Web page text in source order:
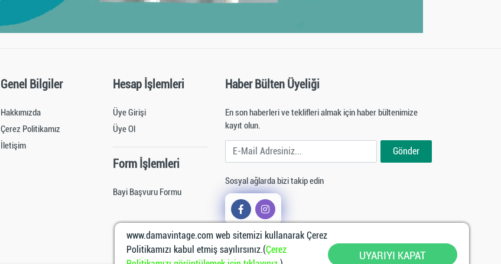
Genel Bilgiler
Hakkımızda
Çerez Politikamız
İletişim
Hesap İşlemleri
Üye Girişi
Üye Ol
Form İşlemleri
Bayi Başvuru Formu
Haber Bülten Üyeliği
En son haberleri ve teklifleri almak için haber bültenimize
kayıt olun.
E-Mail Adresiniz Gönder
Sosyal ağlarda bizi takip edin
www.damavintage.com web sitemizi kullanarak Çerez
Politikamızı kabul etmiş sayılırsınız.(Çerez
UYARIYI KAPAT